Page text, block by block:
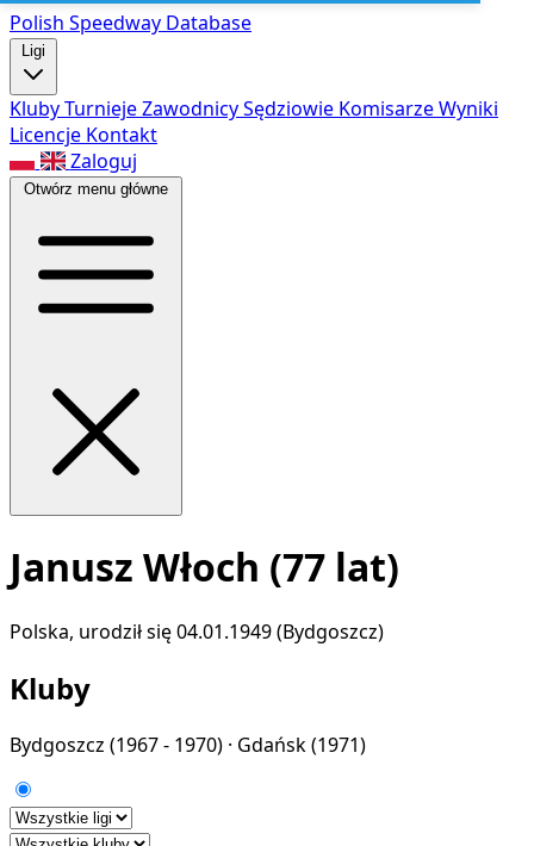
Polish Speedway Database
Ligi
KlubyTurniejeZawodnicySędziowie KomisarzeWyniki
Licencje Kontakt
Zaloguj
Otwórz menu główne
Janusz Włoch (77 lat)
Polska, urodził się 04.01.1949 (Bydgoszcz)
Kluby
Bydgoszcz (1967 - 1970) · Gdańsk(1971)